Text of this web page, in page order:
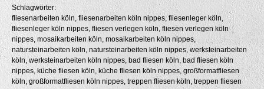
Schlagwörter:
fliesenarbeiten köln, fliesenarbeiten köln nippes, fliesenleger köln,
fliesenleger köln nippes, fliesen verlegen köln, fliesen verlegen köln
nippes, mosaikarbeiten köln, mosaikarbeiten köln nippes,
natursteinarbeiten köln, natursteinarbeiten köln nippes, werksteinarbeiten
köln, werksteinarbeiten köln nippes, bad fliesen köln, bad fliesen köln
nippes, küche fliesen köln, küche fliesen köln nippes, großformatfliesen
köln, großformatfliesen köln nippes, treppen fliesen köln, treppen fliesen